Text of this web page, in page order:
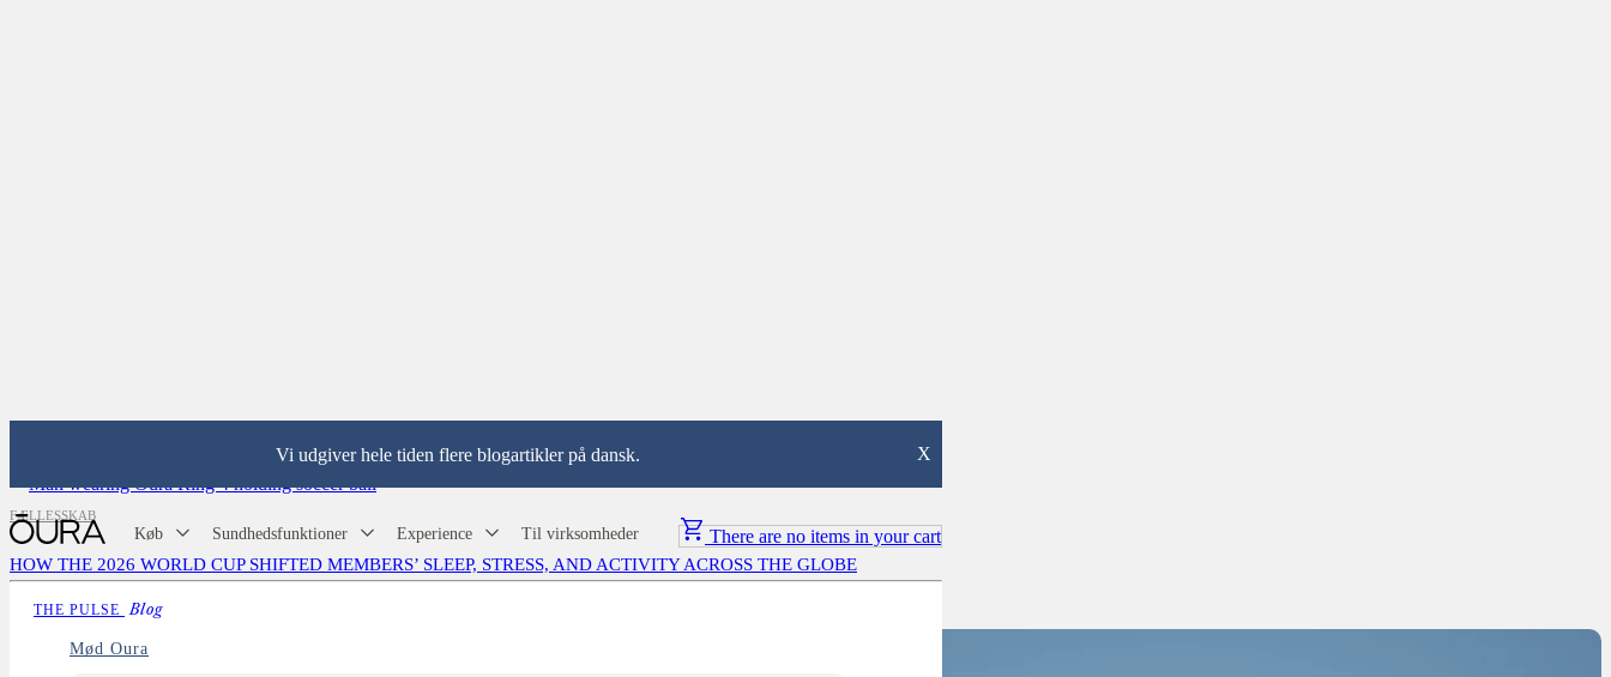
Vi udgiver hele tiden flere blogartikler på dansk. X
Køb Sundhedsfunktioner Experience Til virksomheder There are no items in your cart
THE PULSE Blog
Mød Oura
FÆLLESSKAB
HOW THE 2026 WORLD CUP SHIFTED MEMBERS’ SLEEP, STRESS, AND ACTIVITY ACROSS THE GLOBE
Locke Hughes 22. juli 2026